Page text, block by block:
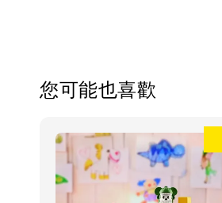
您可能也喜歡